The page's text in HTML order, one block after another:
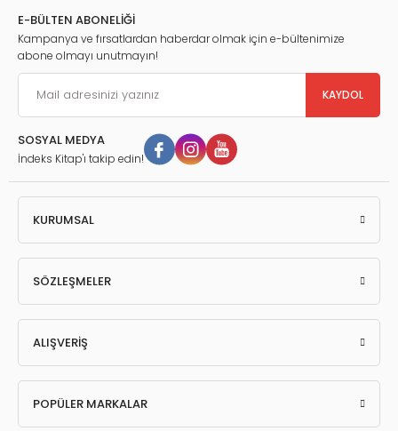
E-BÜLTEN ABONELİĞİ
Kampanya ve fırsatlardan haberdar olmak için e-bültenimize
abone olmayı unutmayın!
KAYDOL
SOSYAL MEDYA
İndeks Kitap'ı takip edin!
KURUMSAL
SÖZLEŞMELER
ALIŞVERİŞ
POPÜLER MARKALAR